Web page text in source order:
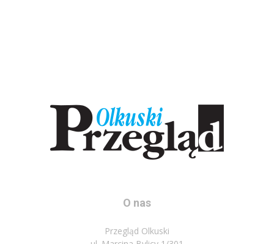
O nas
Przegląd Olkuski